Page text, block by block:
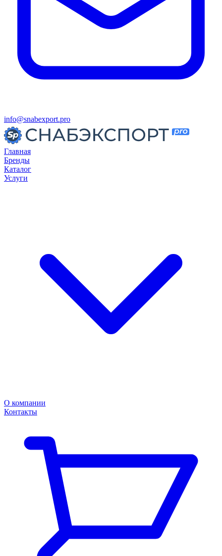
info@snabexport.pro
Главная
Бренды
Каталог
Услуги
О компании
Контакты